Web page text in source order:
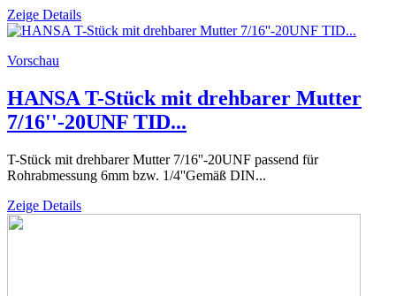
Zeige Details
Vorschau
HANSA T-Stück mit drehbarer Mutter
7/16''-20UNF TID...
T-Stück mit drehbarer Mutter 7/16''-20UNF passend für
Rohrabmessung 6mm bzw. 1/4''Gemäß DIN...
Zeige Details